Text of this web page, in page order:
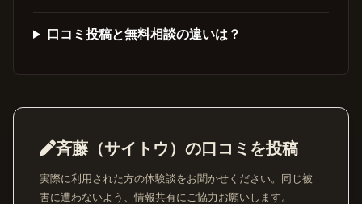
口コミ投稿と無料相談の違いは？
斉藤（サイトウ）の口コミを投稿
実際に利用された方の体験談をお聞かせください。同じ被
害に遭わないよう、情報共有にご協力お願いします。